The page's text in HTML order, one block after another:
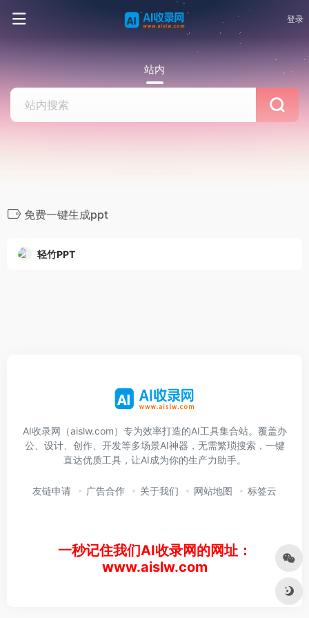
登录
站内
免费一键生成ppt
轻竹PPT
AI收录网（aislw.com）专为效率打造的AI工具集合站。覆盖办
公、设计、创作、开发等多场景AI神器，无需繁琐搜索，一键
直达优质工具，让AI成为你的生产力助手。
友链申请 广告合作 关于我们 网站地图 标签云
一秒记住我们AI收录网的网址：
www.aislw.com